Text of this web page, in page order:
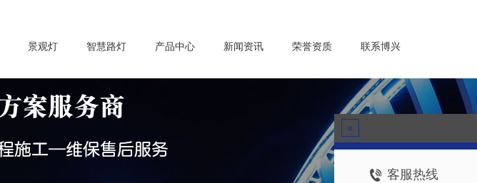
景观灯 智慧路灯 产品中心 新闻资讯 荣誉资质 联系博兴
x
客服热线